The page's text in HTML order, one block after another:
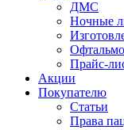
ДМС
Ночные
Прайс-
Акции
Покупателю
Статьи
Права